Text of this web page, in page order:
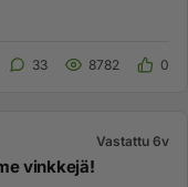
33 8782 0
Vastattu 6v
vinkkejä!